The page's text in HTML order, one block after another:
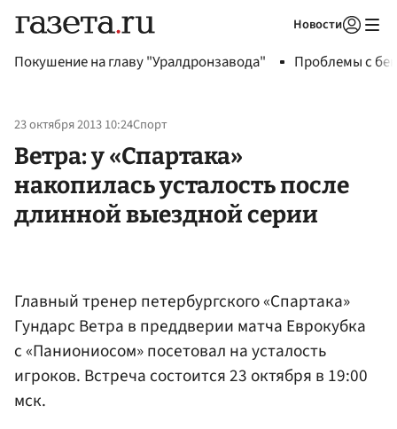
Новости
Покушение на главу "Уралдронзавода" Проблемы с
23 октября 2013 10:24Спорт
Ветра: у «Спартака»
накопилась усталость после
длинной выездной серии
Главный тренер петербургского «Спартака»
Гундарс Ветра в преддверии матча Еврокубка
с «Паниониосом» посетовал на усталость
игроков. Встреча состоится 23 октября в 19:00
мск.